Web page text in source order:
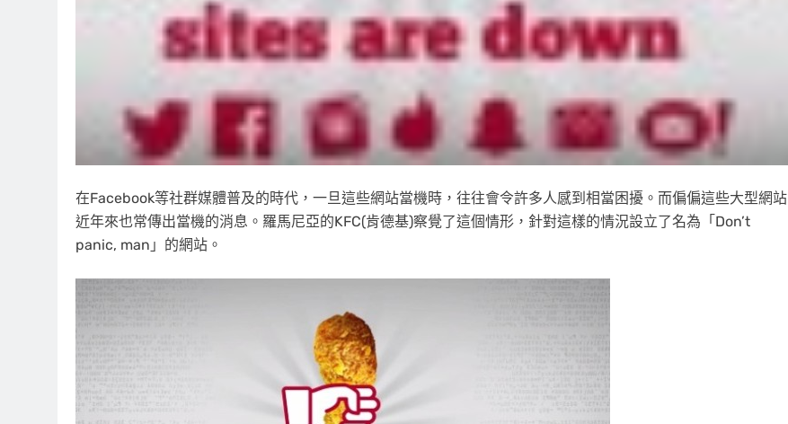
在Facebook等社群媒體普及的時代，一旦這些網站當機時，往往會令許多人感到相當困擾。而偏偏這些大型網站
近年來也常傳出當機的消息。羅馬尼亞的KFC(肯德基)察覺了這個情形，針對這樣的情況設立了名為「Don’t
panic, man」的網站。